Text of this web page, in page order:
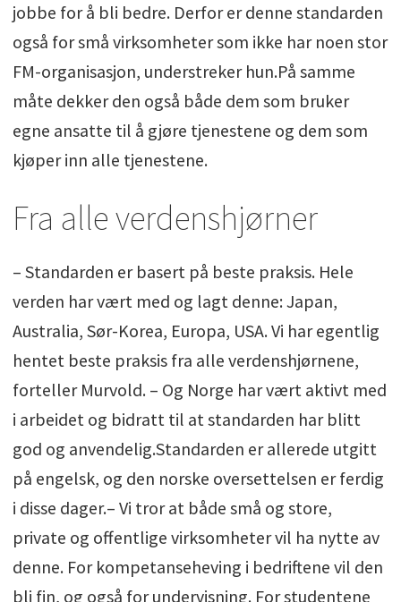
jobbe for å bli bedre. Derfor er denne standarden
også for små virksomheter som ikke har noen stor
FM-organisasjon, understreker hun.På samme
måte dekker den også både dem som bruker
egne ansatte til å gjøre tjenestene og dem som
kjøper inn alle tjenestene.
Fra alle verdenshjørner
– Standarden er basert på beste praksis. Hele
verden har vært med og lagt denne: Japan,
Australia, Sør-Korea, Europa, USA. Vi har egentlig
hentet beste praksis fra alle verdenshjørnene,
forteller Murvold. – Og Norge har vært aktivt med
i arbeidet og bidratt til at standarden har blitt
god og anvendelig.Standarden er allerede utgitt
på engelsk, og den norske oversettelsen er ferdig
i disse dager.– Vi tror at både små og store,
private og offentlige virksomheter vil ha nytte av
denne. For kompetanseheving i bedriftene vil den
bli fin, og også for undervisning. For studentene